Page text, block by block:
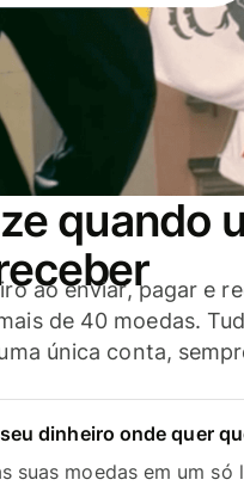
quando
ao enviar, pagar e
de 40 moedas.
única conta,
dinheiro onde quer
suas moedas em um só